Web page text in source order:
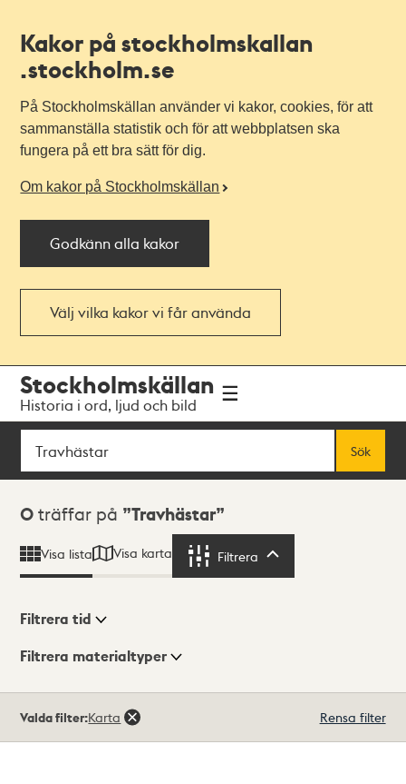
Kakor på stockholmskallan
.stockholm.se
På Stockholmskällan använder vi kakor, cookies, för att
sammanställa statistik och för att webbplatsen ska
fungera på ett bra sätt för dig.
Om kakor på Stockholmskällan
Godkänn alla kakor
Välj vilka kakor vi får använda
navigationen
huvudinnehållet
Stockholmskällan
Historia i ord, ljud och bild
Sök
Sök
Sökresultat
0 träffar på Travhästar
Visa lista Visa karta Filtrera
Visningsläge
Filtrera tid
Filtrera materialtyper
träffar
Valda filter:Karta Rensa filter